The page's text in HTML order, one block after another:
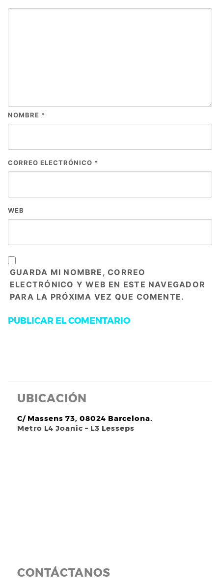
NOMBRE *
CORREO ELECTRÓNICO *
WEB
GUARDA MI NOMBRE, CORREO
ELECTRÓNICO Y WEB EN ESTE NAVEGADOR
PARA LA PRÓXIMA VEZ QUE COMENTE.
UBICACIÓN
C/ Massens 73, 08024 Barcelona.
Metro L4 Joanic – L3 Lesseps
CONTÁCTANOS